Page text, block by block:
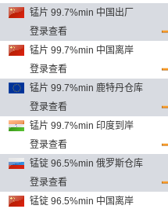
锰片 99.7%min 中国出厂
登录查看
锰片 99.7%min 中国离岸
登录查看
锰片 99.7%min 鹿特丹仓库
登录查看
锰片 99.7%min 印度到岸
登录查看
锰锭 96.5%min 俄罗斯仓库
登录查看
锰锭 96.5%min 中国离岸